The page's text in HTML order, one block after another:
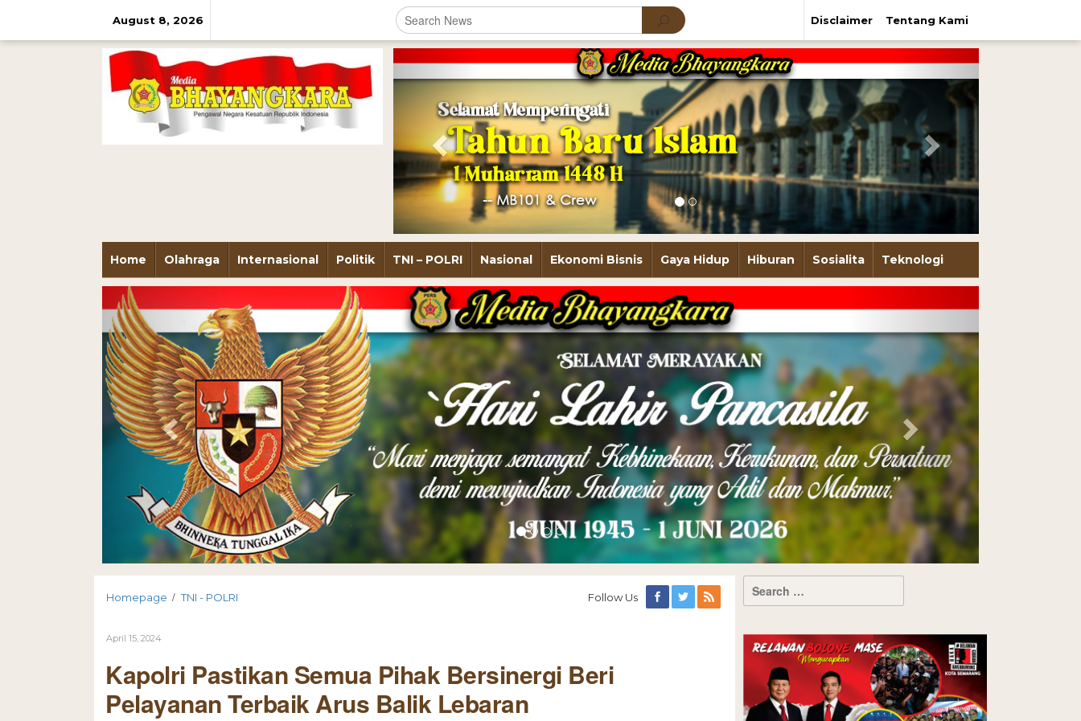
August 8, 2026 Disclaimer Tentang Kami
Previous Next
Home Olahraga Internasional Politik TNI – POLRI Nasional Ekonomi Bisnis Gaya Hidup Hiburan Sosialita Teknologi
Homepage / TNI - POLRI Follow Us
April 15, 2024
Kapolri Pastikan Semua Pihak Bersinergi Beri
Pelayanan Terbaik Arus Balik Lebaran